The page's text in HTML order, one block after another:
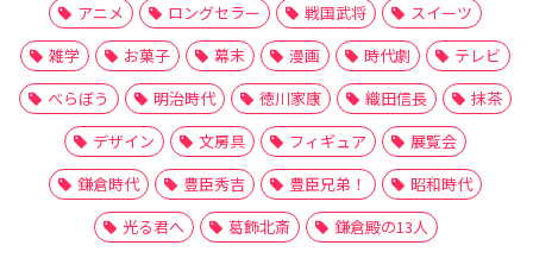
アニメ
ロングセラー 戦国武将
スイーツ
雑学
お菓子 幕末 漫画 時代劇
テレビ
べらぼう
明治時代 徳川家康 織田信長
抹茶
デザイン
文房具 フィギュア
展覧会
鎌倉時代
豊臣秀吉 豊臣兄弟！
昭和時代
光る君へ
葛飾北斎 鎌倉殿の13人